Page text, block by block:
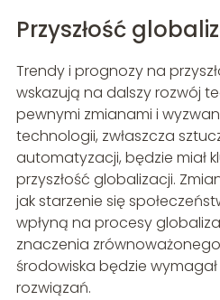
Przyszłość
Trendy i prognozy na
wskazują na dalszy rozwój
pewnymi zmianami i
technologii, zwłaszcza
automatyzacji, będzie miał
przyszłość globalizacji.
jak starzenie się
wpłyną na procesy
znaczenia
środowiska będzie
rozwiązań.